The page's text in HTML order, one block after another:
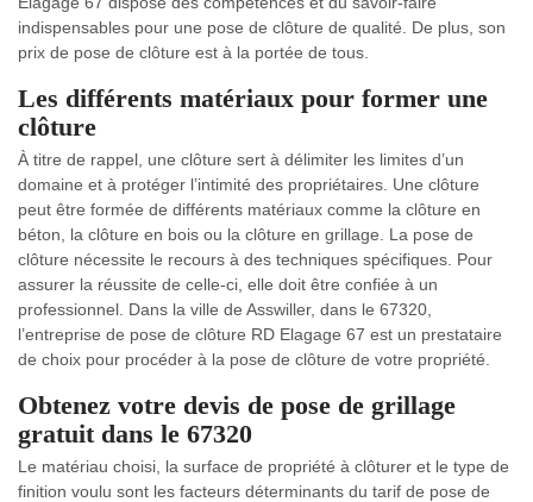
indispensables pour une pose de clôture de qualité. De plus, son
prix de pose de clôture est à la portée de tous.
Les différents matériaux pour former une
clôture
À titre de rappel, une clôture sert à délimiter les limites d’un
domaine et à protéger l’intimité des propriétaires. Une clôture
peut être formée de différents matériaux comme la clôture en
béton, la clôture en bois ou la clôture en grillage. La pose de
clôture nécessite le recours à des techniques spécifiques. Pour
assurer la réussite de celle-ci, elle doit être confiée à un
professionnel. Dans la ville de Asswiller, dans le 67320,
l’entreprise de pose de clôture RD Elagage 67 est un prestataire
de choix pour procéder à la pose de clôture de votre propriété.
Obtenez votre devis de pose de grillage
gratuit dans le 67320
Le matériau choisi, la surface de propriété à clôturer et le type de
finition voulu sont les facteurs déterminants du tarif de pose de